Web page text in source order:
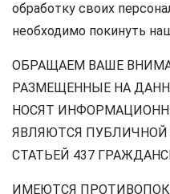
обработку своих
необходимо покинуть
ОБРАЩАЕМ ВАШЕ
РАЗМЕЩЕННЫЕ НА
НОСЯТ
ЯВЛЯЮТСЯ
СТАТЬЕЙ 437
ИМЕЮТСЯ